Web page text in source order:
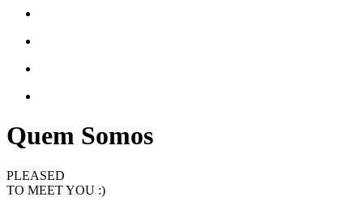
Quem Somos
PLEASED
TO MEET YOU :)